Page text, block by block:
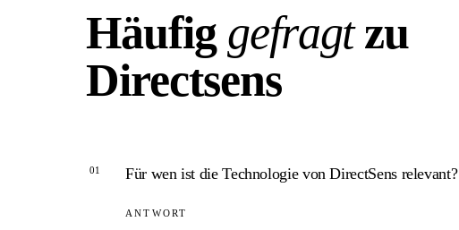
Häufig gefragtzu
Directsens
01 Für wen ist die Technologie von DirectSens relevant?
ANTWORT